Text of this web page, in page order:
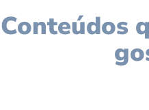
Conteúdos